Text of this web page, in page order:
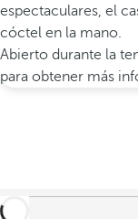
espectaculares, el
cóctel en la mano.
Abierto durante la
para obtener más